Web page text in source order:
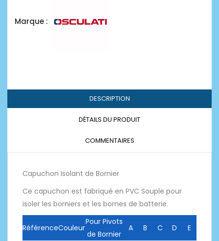
Marque :
DESCRIPTION
DÉTAILS DU PRODUIT
COMMENTAIRES
Capuchon Isolant de Bornier
Ce capuchon est fabriqué en PVC Souple pour
isoler les borniers et les bornes de batterie.
RéférenceCouleur
Pour Pivots
de Bornier
A B C D E